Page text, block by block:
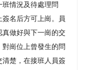
情況及待處理問
名后方可上崗。員
做好與下一崗的交
崗位上曾發生的問
楚，在接班人員簽